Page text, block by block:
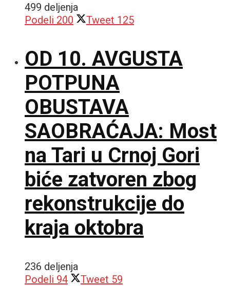
499 deljenja
Podeli 200 Tweet 125
OD 10. AVGUSTA
POTPUNA
OBUSTAVA
SAOBRAĆAJA: Most
na Tari u Crnoj Gori
biće zatvoren zbog
rekonstrukcije do
kraja oktobra
236 deljenja
Podeli 94 Tweet 59